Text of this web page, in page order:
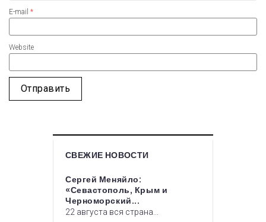
E-mail *
Website
СВЕЖИЕ НОВОСТИ
Сергей Меняйло:
«Севастополь, Крым и
Черноморский...
22 августа вся страна...